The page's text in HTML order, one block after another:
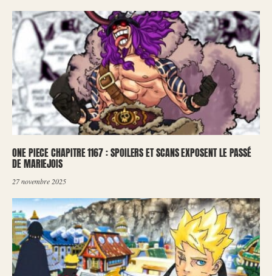
ONE PIECE CHAPITRE 1167 : SPOILERS ET SCANS EXPOSENT LE PASSÉ
DE MARIEJOIS
27 novembre 2025